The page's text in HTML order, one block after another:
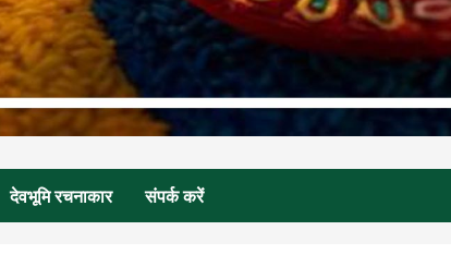
देवभूमि रचनाकार संपर्क करें